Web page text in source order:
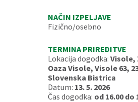
NAČIN IZPELJAVE
Fizično/osebno
TERMINA PRIREDITVE
Lokacija dogodka: Visole,
Oaza Visole, Visole 63,
Slovenska Bistrica
Datum: 13. 5. 2026
Čas dogodka: od 16.00 do